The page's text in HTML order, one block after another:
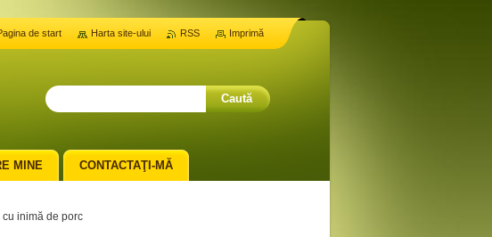
cu inimă de porc
MINE CONTACTAŢI-MĂ
de start Harta site-ului RSS Imprimă